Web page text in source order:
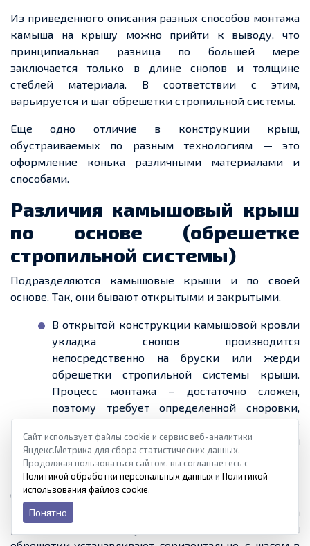
Из приведенного описания разных способов монтажа
камыша на крышу можно прийти к выводу, что
принципиальная разница по большей мере
заключается только в длине снопов и толщине
стеблей материала. В соответствии с этим,
варьируется и шаг обрешетки стропильной системы.
Еще одно отличие в конструкции крыш,
обустраиваемых по разным технологиям — это
оформление конька различными материалами и
способами.
Различия камышовый крыш
по основе (обрешетке
стропильной системы)
Подразделяются камышовые крыши и по своей
основе. Так, они бывают открытыми и закрытыми.
В открытой конструкции камышовой кровли
укладка снопов производится
непосредственно на бруски или жерди
обрешетки стропильной системы крыши.
Процесс монтажа – достаточно сложен,
поэтому требуетопределенной сноровки,
которую имеют профессиональные
кровельщики, работающие с этим
материалом постоянно.
Стропила в данной конструкции закрепляются так
же, как и для листового кровельного материала, на
расстоянии одно от другого обычно в 600 мм. Рейки
Сайт использует файлы cookie и сервис веб-аналитики
Яндекс.Метрика для сбора статистических данных.
Продолжая пользоваться сайтом, вы соглашаетесь с
Политикой обработки персональных данных и Политикой
использования файлов cookie.
Понятно